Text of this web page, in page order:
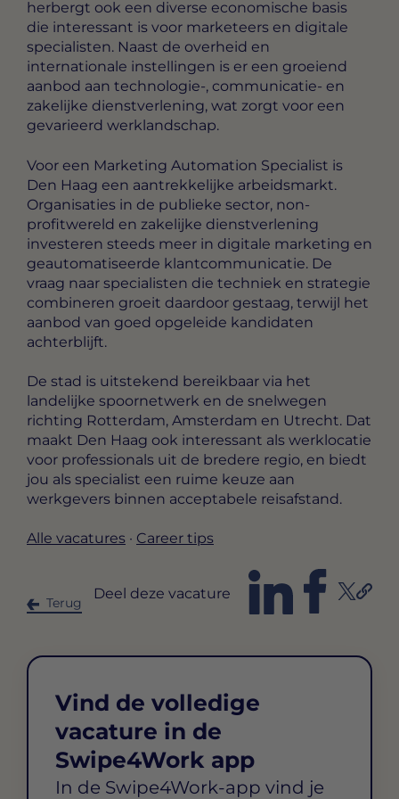
herbergt ook een diverse economische basis
die interessant is voor marketeers en digitale
specialisten. Naast de overheid en
internationale instellingen is er een groeiend
aanbod aan technologie-, communicatie- en
zakelijke dienstverlening, wat zorgt voor een
gevarieerd werklandschap.
Voor een Marketing Automation Specialist is
Den Haag een aantrekkelijke arbeidsmarkt.
Organisaties in de publieke sector, non-
profitwereld en zakelijke dienstverlening
investeren steeds meer in digitale marketing en
geautomatiseerde klantcommunicatie. De
vraag naar specialisten die techniek en strategie
combineren groeit daardoor gestaag, terwijl het
aanbod van goed opgeleide kandidaten
achterblijft.
De stad is uitstekend bereikbaar via het
landelijke spoornetwerk en de snelwegen
richting Rotterdam, Amsterdam en Utrecht. Dat
maakt Den Haag ook interessant als werklocatie
voor professionals uit de bredere regio, en biedt
jou als specialist een ruime keuze aan
werkgevers binnen acceptabele reisafstand.
Alle vacatures · Career tips
Terug
Deel deze vacature
Vind de volledige
vacature in de
Swipe4Work app
In de Swipe4Work-app vind je